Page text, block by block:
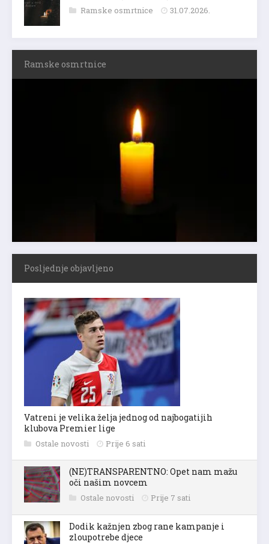
Ramske osmrtnice 31.07.2026.
Ramske osmrtnice
Posljednje objavljeno
Vatreni je velika želja jednog od najbogatijih
klubova Premier lige
Ostale novosti Prije 6 sati
(NE)TRANSPARENTNO: Opet nam mažu
oči našim novcem
Ostale novosti Prije 7 sati
Dodik kažnjen zbog rane kampanje i
zloupotrebe djece